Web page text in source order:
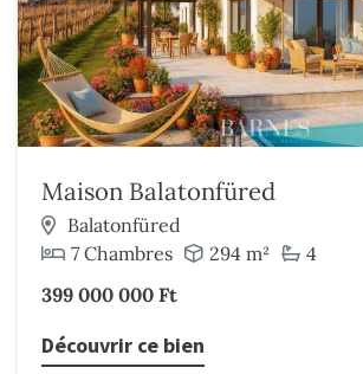
Maison Balatonfüred
Balatonfüred
7 Chambres
294 m²
4
399 000 000 Ft
Découvrir ce bien